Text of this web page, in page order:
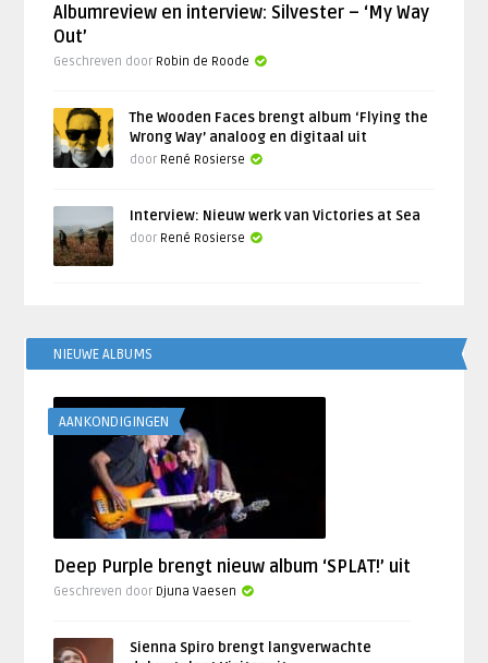
Albumreview en interview: Silvester – ‘My Way
Out’
Geschreven door Robin de Roode
The Wooden Faces brengt album ‘Flying the
Wrong Way’ analoog en digitaal uit
door René Rosierse
Interview: Nieuw werk van Victories at Sea
door René Rosierse
NIEUWE ALBUMS
AANKONDIGINGEN
Deep Purple brengt nieuw album ‘SPLAT!’ uit
Geschreven door Djuna Vaesen
Sienna Spiro brengt langverwachte